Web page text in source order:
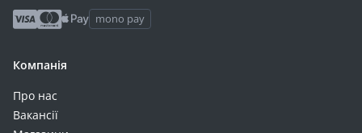
mono pay
Компанія
Про нас
Вакансії